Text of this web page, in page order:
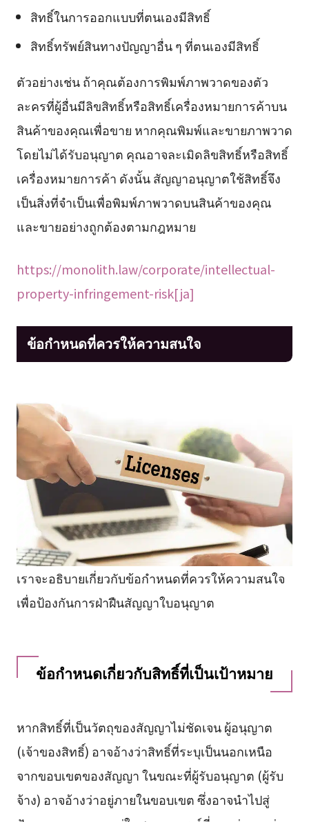
สิทธิ์ในการออกแบบที่ตนเองมีสิทธิ์
สิทธิ์ทรัพย์สินทางปัญญาอื่น ๆ ที่ตนเองมีสิทธิ์
ตัวอย่างเช่น ถ้าคุณต้องการพิมพ์ภาพวาดของตัว
ละครที่ผู้อื่นมีลิขสิทธิ์หรือสิทธิ์เครื่องหมายการค้าบน
สินค้าของคุณเพื่อขาย หากคุณพิมพ์และขายภาพวาด
โดยไม่ได้รับอนุญาต คุณอาจละเมิดลิขสิทธิ์หรือสิทธิ์
เครื่องหมายการค้า ดังนั้น สัญญาอนุญาตใช้สิทธิ์จึง
เป็นสิ่งที่จำเป็นเพื่อพิมพ์ภาพวาดบนสินค้าของคุณ
และขายอย่างถูกต้องตามกฎหมาย
https://monolith.law/corporate/intellectual-
property-infringement-risk[ja]
ข้อกำหนดที่ควรให้ความสนใจ
เราจะอธิบายเกี่ยวกับข้อกำหนดที่ควรให้ความสนใจ
เพื่อป้องกันการฝ่าฝืนสัญญาใบอนุญาต
ข้อกำหนดเกี่ยวกับสิทธิ์ที่เป็นเป้าหมาย
หากสิทธิ์ที่เป็นวัตถุของสัญญาไม่ชัดเจน ผู้อนุญาต
(เจ้าของสิทธิ์) อาจอ้างว่าสิทธิ์ที่ระบุเป็นนอกเหนือ
จากขอบเขตของสัญญา ในขณะที่ผู้รับอนุญาต (ผู้รับ
จ้าง) อาจอ้างว่าอยู่ภายในขอบเขต ซึ่งอาจนำไปสู่